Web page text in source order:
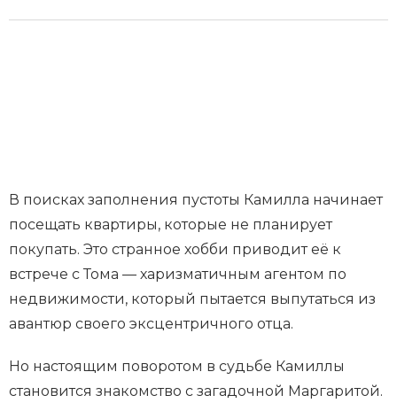
В поисках заполнения пустоты Камилла начинает
посещать квартиры, которые не планирует
покупать. Это странное хобби приводит её к
встрече с Тома — харизматичным агентом по
недвижимости, который пытается выпутаться из
авантюр своего эксцентричного отца.
Но настоящим поворотом в судьбе Камиллы
становится знакомство с загадочной Маргаритой.